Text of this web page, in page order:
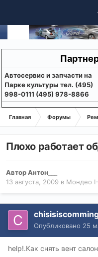
Aвтосервис и запчасти на
Парке культуры тел. (495)
998-0111 (495) 978-8866
Главная Форумы
Плохо работает
АвторАнтон___
13 августа, 2009 в Мондео
Опубликовано 25
help!.Как снять вент